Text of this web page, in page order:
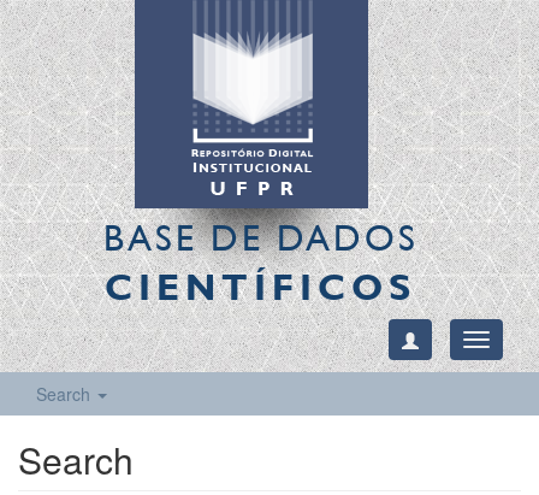
BASE DE DADOS
CIENTÍFICOS
Toggle
Search
Search